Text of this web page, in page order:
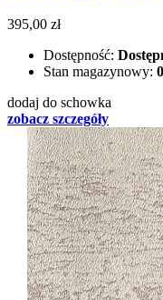
395,00 zł
Dostępność:
Stan magazynowy:
dodaj do schowka
zobacz szczegóły